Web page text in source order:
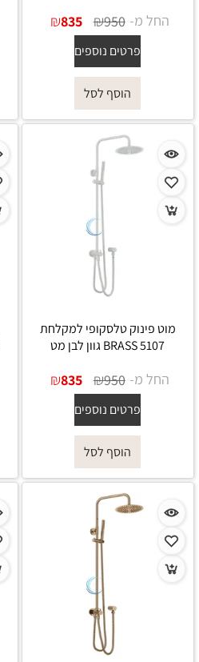
החל מ- ₪950
₪835
פרטים נוספים
הוסף לסל
מוט פינוק טלסקופי למקלחת
5107 BRASS גוון לבן מט
החל מ- ₪950
₪835
פרטים נוספים
הוסף לסל